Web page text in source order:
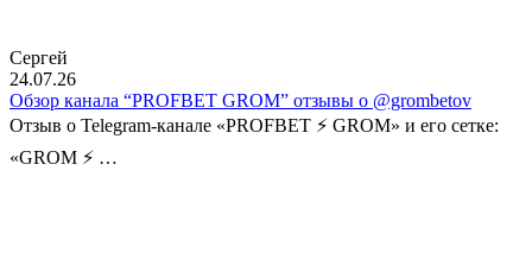
Сергей
24.07.26
Обзор канала “PROFBET GROM” отзывы о @grombetov
Отзыв о Telegram-канале «PROFBET ⚡️ GROM» и его сетке:
«GROM ⚡️ …